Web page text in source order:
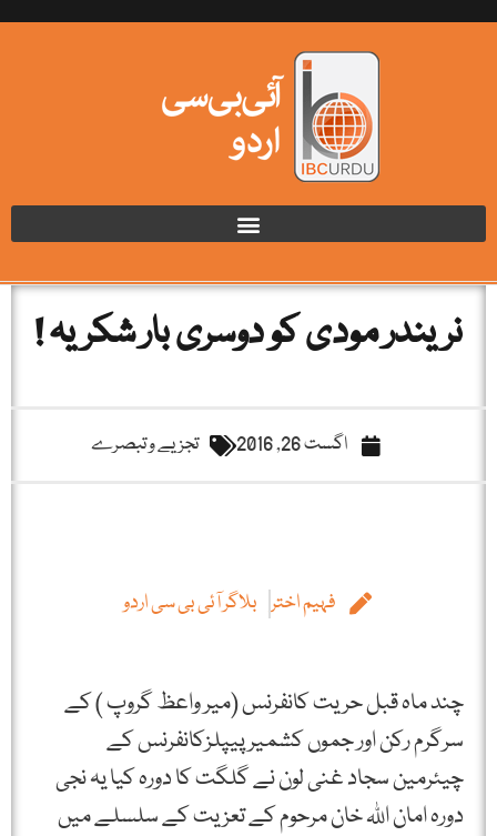
نریندر مودی کو دوسری بار شکریہ !
اگست 26, 2016 تجزیے و تبصرے
فہیم اختر بلاگر آئی بی سی اردو
چند ماہ قبل حریت کانفرنس (میر واعظ گروپ ) کے
سرگرم رکن اور جموں کشمیر پیپلزکانفرنس کے
چیئرمین سجاد غنی لون نے گلگت کا دورہ کیا یہ نجی
دورہ امان اللہ خان مرحوم کے تعزیت کے سلسلے میں